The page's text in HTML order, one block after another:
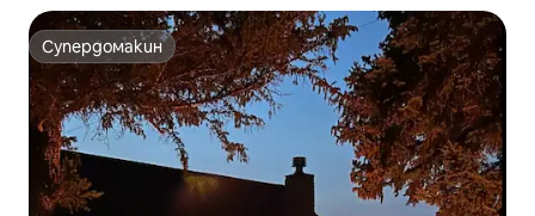
Супердомакин
Супердомакин